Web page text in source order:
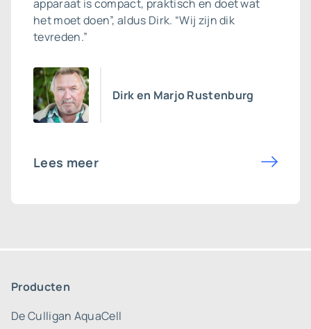
apparaat is compact, praktisch en doet wat
het moet doen”, aldus Dirk. “Wij zijn dik
tevreden.”
Dirk en Marjo Rustenburg
Lees meer
Producten
De Culligan AquaCell